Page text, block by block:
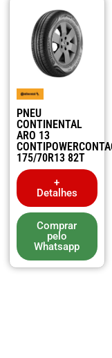
PNEU
CONTINENTAL
ARO 13
175/70R13 82T
+
Detalhes
Comprar
pelo
Whatsapp